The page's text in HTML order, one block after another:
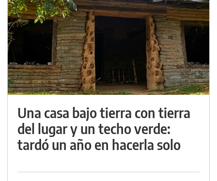
Una casa bajo tierra con tierra
del lugar y un techo verde:
tardó un año en hacerla solo